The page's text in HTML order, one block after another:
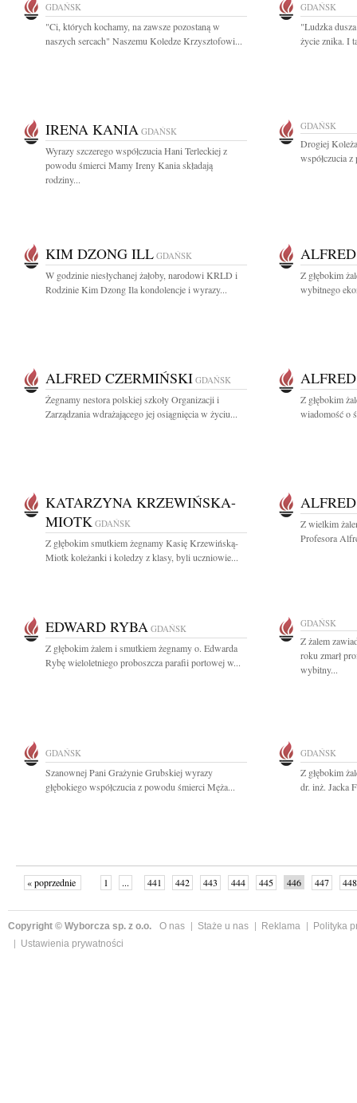
GDAŃSK
"Ci, których kochamy, na zawsze pozostaną w
naszych sercach" Naszemu Koledze Krzysztofowi...
GDAŃSK
"Ludzka
życie znika. I
IRENA KANIA GDAŃSK
Wyrazy szczerego współczucia Hani Terleckiej z
powodu śmierci Mamy Ireny Kania składają
rodziny...
GDAŃSK
Drogiej
współczucia
KIM DZONG ILL GDAŃSK
W godzinie niesłychanej żałoby, narodowi KRLD i
Rodzinie Kim Dzong Ila kondolencje i wyrazy...
Z głębokim
wybitnego
ALFRED CZERMIŃSKI GDAŃSK
Żegnamy nestora polskiej szkoły Organizacji i
Zarządzania wdrażającego jej osiągnięcia w życiu...
Z głębokim
wiadomość o
KATARZYNA KRZEWIŃSKA-
MIOTK GDAŃSK
Z głębokim smutkiem żegnamy Kasię Krzewińską-
Miotk koleżanki i koledzy z klasy, byli uczniowie...
Z wielkim
Profesora
EDWARD RYBA GDAŃSK
Z głębokim żalem i smutkiem żegnamy o. Edwarda
Rybę wieloletniego proboszcza parafii portowej w...
GDAŃSK
Z żalem
roku zmarł
wybitny...
GDAŃSK
Szanownej Pani Grażynie Grubskiej wyrazy
głębokiego współczucia z powodu śmierci Męża...
GDAŃSK
Z głębokim
dr. inż. Jacka
« poprzednie 1 ... 441 442 443 444 445 446 447
448
Copyright © Wyborcza sp. z o.o. O nas Staże u nas Reklama
Polityka
Ustawienia prywatności